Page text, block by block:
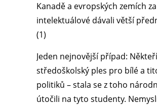
Kanadě a evropských zemích
intelektuálové dávali větší
(1)
Jeden nejnovější případ:
středoškolský ples pro bílé a
politiků – stala se z toho
útočili na tyto studenty.